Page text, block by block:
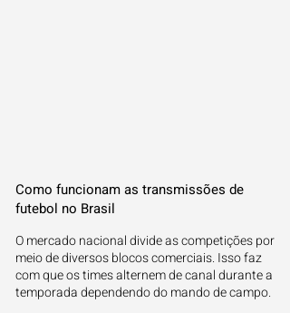
Como funcionam as transmissões de
futebol no Brasil
O mercado nacional divide as competições por
meio de diversos blocos comerciais. Isso faz
com que os times alternem de canal durante a
temporada dependendo do mando de campo.